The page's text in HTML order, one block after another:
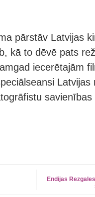
pārstāv Latvijas
kā to dēvē pats
iecerētajām
Latvijas
Endijas